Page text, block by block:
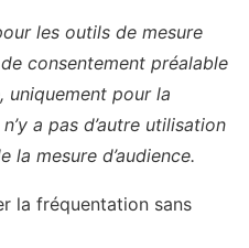
les outils de mesure
consentement préalable
uniquement pour la
a pas d’autre utilisation
la mesure d’audience.
la fréquentation sans